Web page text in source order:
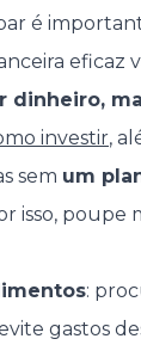
é
eficaz
dinheiro,
investir,
sem um
isso,
:
gastos